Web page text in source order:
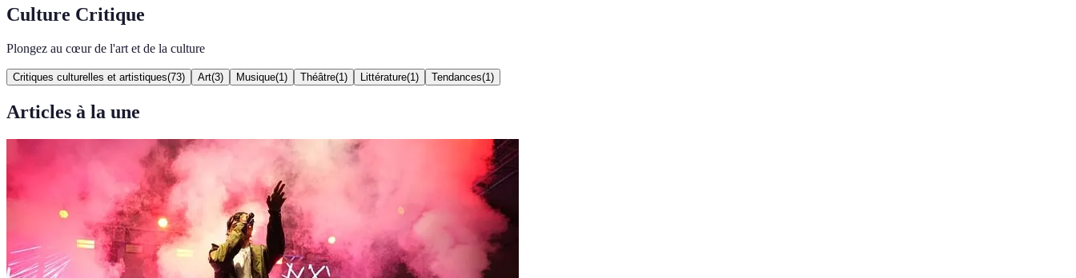
Culture Critique
Plongez au cœur de l'art et de la culture
Critiques culturelles et artistiques(73) Art(3) Musique(1 ) Théâtre(1 ) Littérature(1 ) Tendances(1 )
Articles à la une